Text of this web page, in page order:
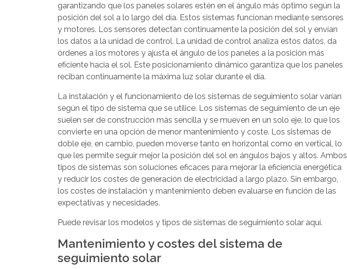
garantizando que los paneles solares estén en el ángulo más óptimo según la
posición del sol a lo largo del día. Estos sistemas funcionan mediante sensores
y motores. Los sensores detectan continuamente la posición del sol y envían
los datos a la unidad de control. La unidad de control analiza estos datos, da
órdenes a los motores y ajusta el ángulo de los paneles a la posición más
eficiente hacia el sol. Este posicionamiento dinámico garantiza que los paneles
reciban continuamente la máxima luz solar durante el día.
La instalación y el funcionamiento de los sistemas de seguimiento solar varían
según el tipo de sistema que se utilice. Los sistemas de seguimiento de un eje
suelen ser de construcción más sencilla y se mueven en un solo eje, lo que los
convierte en una opción de menor mantenimiento y coste. Los sistemas de
doble eje, en cambio, pueden moverse tanto en horizontal como en vertical, lo
que les permite seguir mejor la posición del sol en ángulos bajos y altos. Ambos
tipos de sistemas son soluciones eficaces para mejorar la eficiencia energética
y reducir los costes de generación de electricidad a largo plazo. Sin embargo,
los costes de instalación y mantenimiento deben evaluarse en función de las
expectativas y necesidades.
Puede revisar los modelos y tipos de sistemas de seguimiento solar aquí.
Mantenimiento y costes del sistema de
seguimiento solar